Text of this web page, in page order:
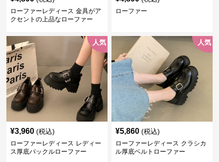
ローファーレディース 金具がア
クセントの上品なローファー
ローファー
人気
¥3,960 (税込)
ローファーレディース レディー
ス厚底バックルローファー
人気
¥5,860 (税込)
ローファーレディース クラシカ
ル厚底ベルトローファー